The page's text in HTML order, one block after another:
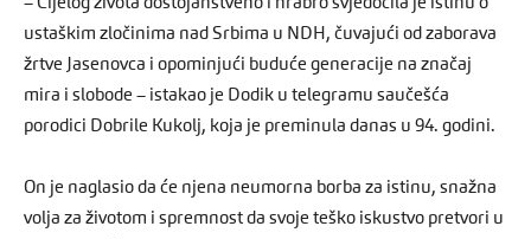
– Cijelog života dostojanstveno i hrabro svjedočila je istinu o
ustaškim zločinima nad Srbima u NDH, čuvajući od zaborava
žrtve Jasenovca i opominjući buduće generacije na značaj
mira i slobode – istakao je Dodik u telegramu saučešća
porodici Dobrile Kukolj, koja je preminula danas u 94. godini.
On je naglasio da će njena neumorna borba za istinu, snažna
volja za životom i spremnost da svoje teško iskustvo pretvori u